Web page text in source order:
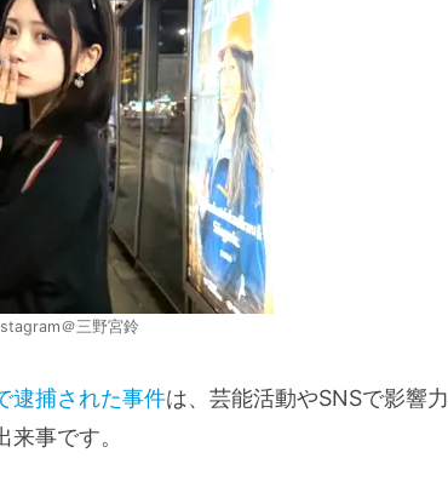
＠三野宮鈴
逮捕された事件は、芸能活動やSNSで影響
事です。